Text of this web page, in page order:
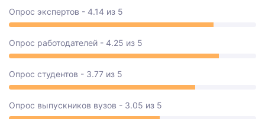
Опрос экспертов - 4.14 из 5
Опрос работодателей - 4.25 из 5
Опрос студентов - 3.77 из 5
Опрос выпускников вузов - 3.05 из 5